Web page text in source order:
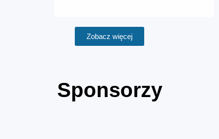
Zobacz więcej
Sponsorzy